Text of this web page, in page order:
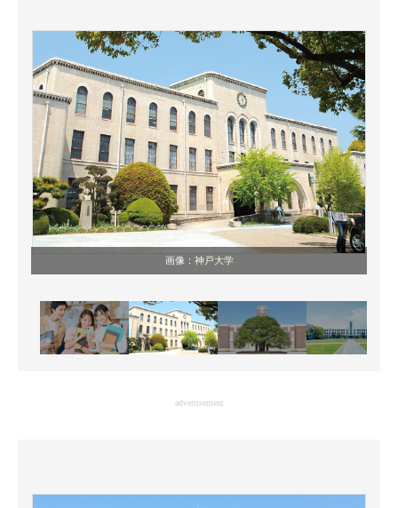
モノづくり技術者専門サイト
エレクトロニクス専門サイト
電子設計の基本と応用
エネルギーの専門メディア
建設×テクノロジーの最前線
ちょっと気になるネットの話題
画像： 神戸大学
advertisement